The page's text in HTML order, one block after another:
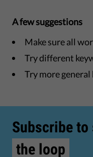
A few suggestions
Make sure all
Try different
Try more
Subscribe to
the loop